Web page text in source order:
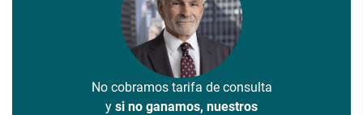
No cobramos tarifa de consulta
y si no ganamos, nuestros